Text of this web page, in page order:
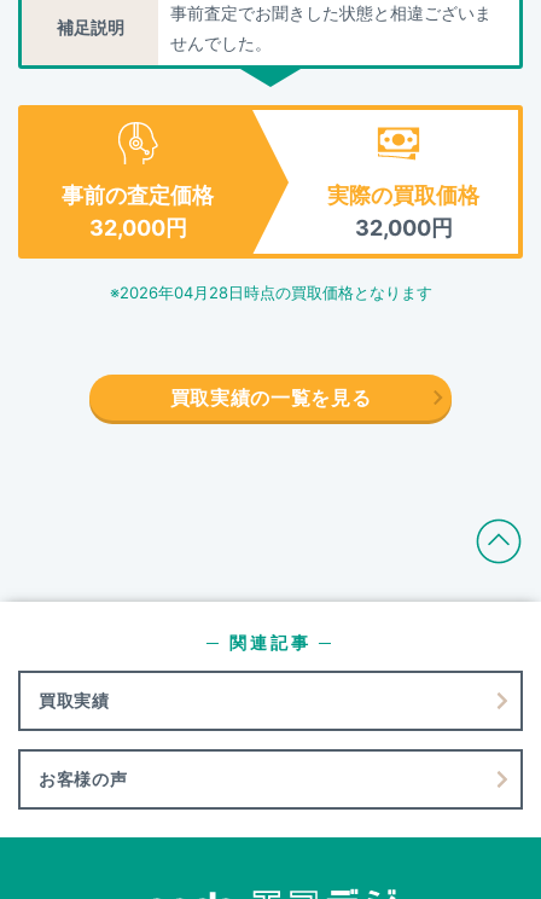
補足説明
事前査定でお聞きした状態と相違ございま
せんでした。
事前の査定価格
32,000円
実際の買取価格
32,000円
※2026年04月28日時点の買取価格となります
買取実績の一覧を見る
買取実績
─ 関連記事 ─
お客様の声